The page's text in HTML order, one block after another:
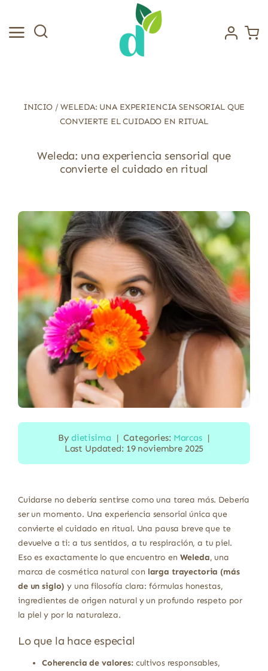
contenido
INICIO/WELEDA: UNA EXPERIENCIA SENSORIAL QUE
CONVIERTE EL CUIDADO EN RITUAL
Weleda: una experiencia sensorial que
convierte el cuidado en ritual
By dietisima | Categories: Marcas |
Last Updated: 19 noviembre 2025
Cuidarse no debería sentirse como una tarea más. Debería
ser un momento. Una experiencia sensorial única que
convierte el cuidado en ritual. Una pausa breve que te
devuelve a ti: a tus sentidos, a tu respiración, a tu piel.
Eso es exactamente lo que encuentro en Weleda, una
marca de cosmética natural con larga trayectoria (más
de un siglo) y una filosofía clara: fórmulas honestas,
ingredientes de origen natural y un profundo respeto por
la piel y por la naturaleza.
Lo que la hace especial
Coherencia de valores:cultivos responsables,